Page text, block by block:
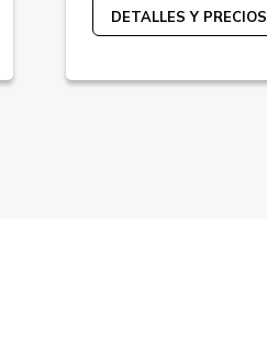
DETALLES Y PRECIOS